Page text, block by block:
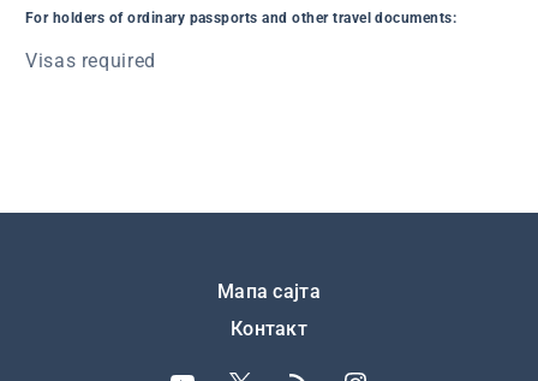
For holders of ordinary passports and other travel documents:
Visas required
Мапа сајта
Контакт